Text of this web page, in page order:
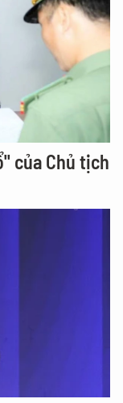
của Chủ tịch